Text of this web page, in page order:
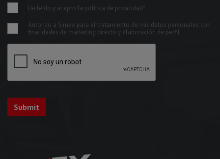
He leído y acepto la política de privacidad*
Autorizo a Simex para el tratamiento de mis datos personales con
finalidades de marketing directo y elaboración de perfil